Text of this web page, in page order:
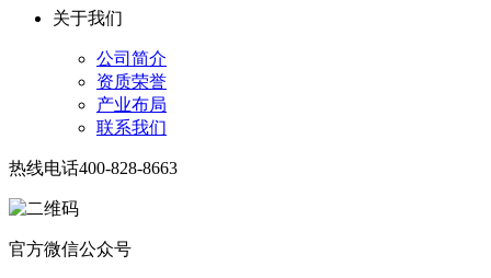
关于我们
公司简介
资质荣誉
产业布局
联系我们
热线电话400-828-8663
官方微信公众号